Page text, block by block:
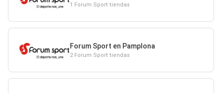
1 Forum Sport tiendas
Forum Sport en Pamplona
2 Forum Sport tiendas